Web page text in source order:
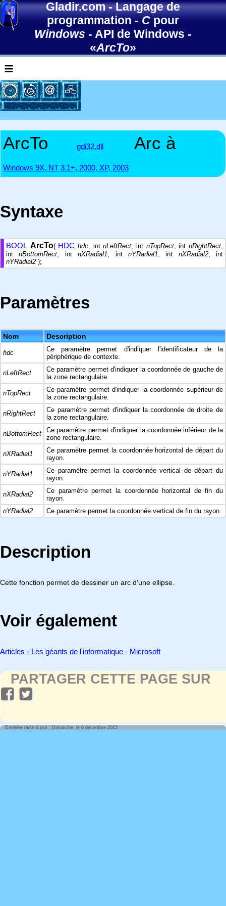
Gladir.com-Langage de
programmation-Cpour
Windows - API de Windows -
«ArcTo»
≡
ArcTo gdi32.dll Arc à
Windows 9X, NT 3.1+, 2000, XP, 2003
Syntaxe
BOOL ArcTo( HDC hdc, intnLeftRect, int nTopRect, intnRightRect,
intnBottomRect, intnXRadial1, int nYRadial1, int nXRadial2, int
nYRadial2 );
Paramètres
Nom Description
hdc
Ce paramètre permet d'indiquer l'identificateur de la
périphérique de contexte.
nLeftRect
Ce paramètre permet d'indiquer la coordonnée de gauche de
la zone rectangulaire.
nTopRect
Ce paramètre permet d'indiquer la coordonnée supérieur de
la zone rectangulaire.
nRightRect
Ce paramètre permet d'indiquer la coordonnée de droite de
la zone rectangulaire.
nBottomRect
Ce paramètre permet d'indiquer la coordonnée inférieur de la
zone rectangulaire.
nXRadial1
Ce paramètre permet la coordonnée horizontal de départ du
rayon.
nYRadial1
Ce paramètre permet la coordonnée vertical de départ du
rayon.
nXRadial2
Ce paramètre permet la coordonnée horizontal de fin du
rayon.
nYRadial2
Ce paramètre permet la coordonnée vertical de fin du rayon.
Description
Cette fonction permet de dessiner un arc d'une ellipse.
Voir également
Articles - Les géants de l'informatique - Microsoft
PARTAGER CETTE PAGE SUR
Dernière mise à jour : Dimanche, le 6 décembre 2015